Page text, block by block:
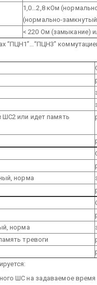
1,0…2,8 кОм
(нормально-
< 220 Ом (замыкание)
или идет память
норма
норма
тревоги
ШС на задаваемое время